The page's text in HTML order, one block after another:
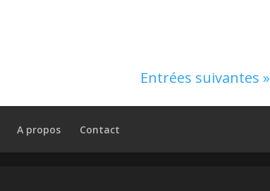
Entrées suivantes »
A propos Contact